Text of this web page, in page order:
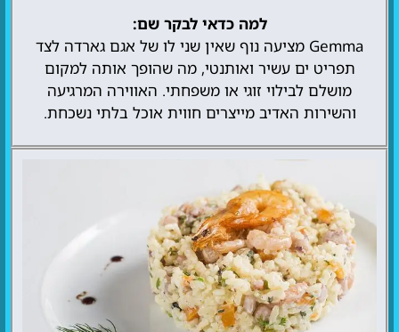
למה כדאי לבקר שם:
Gemma מציעה נוף שאין שני לו של אגם גארדה לצד
תפריט ים עשיר ואותנטי, מה שהופך אותה למקום
מושלם לבילוי זוגי או משפחתי. האווירה המרגיעה
והשירות האדיב מייצרים חווית אוכל בלתי נשכחת.